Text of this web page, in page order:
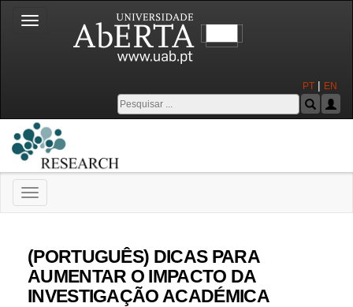
Toggle
navigation
PT | EN
Toggle
navigation
(PORTUGUÊS) DICAS PARA
AUMENTAR O IMPACTO DA
INVESTIGAÇÃO ACADÉMICA